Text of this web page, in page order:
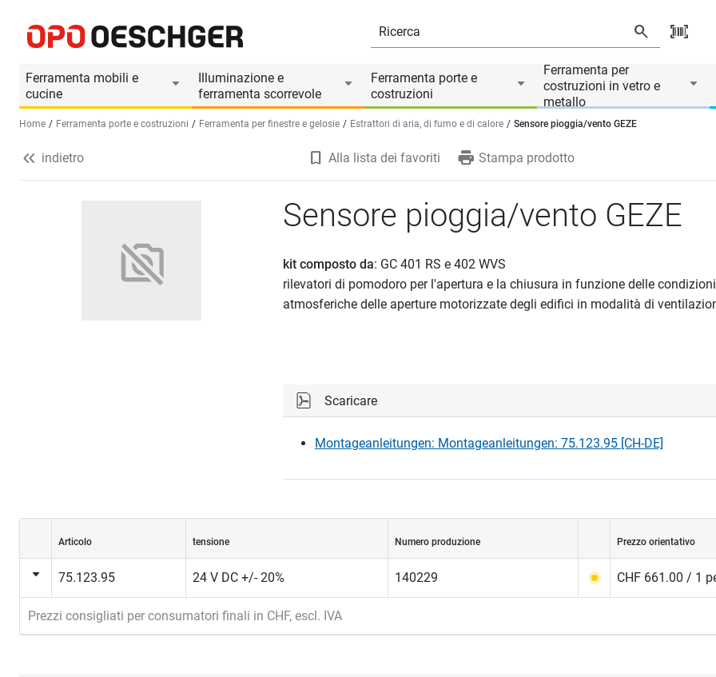
Ferramenta mobili e
cucine
Illuminazione e
ferramenta scorrevole
Ferramenta porte e
costruzioni
Ferramenta per
costruzioni in vetro e
metallo
Seleziona una lingua (IT)
Home Ferramenta porte e costruzioni Ferramenta per finestre e gelosie Estrattori di aria, di fumo e di calore Sensore pioggia/vento GEZE
Informazioni prodotto
Il prodotto è accessorio di
indietro Alla lista dei favoriti Stampa prodotto
Sensore pioggia/vento GEZE
kit composto da: GC 401 RS e 402 WVS
rilevatori di pomodoro per l'apertura e la chiusura in funzione delle condizioni
atmosferiche delle aperture motorizzate degli edifici in modalità di
Scaricare
Montageanleitungen: Montageanleitungen: 75.123.95 [CH-DE]
Articolo tensione Numero produzione Prezzo orientativo
75.123.95 24 V DC +/- 20% 140229 CHF 661.00 / 1
Prezzi consigliati per consumatori finali in CHF, escl. IVA